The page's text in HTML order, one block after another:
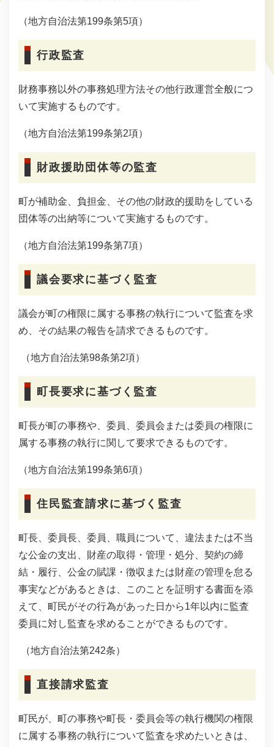
（地方自治法第199条第5項）
行政監査
財務事務以外の事務処理方法その他行政運営全般につ
いて実施するものです。
（地方自治法第199条第2項）
財政援助団体等の監査
町が補助金、負担金、その他の財政的援助をしている
団体等の出納等について実施するものです。
（地方自治法第199条第7項）
議会要求に基づく監査
議会が町の権限に属する事務の執行について監査を求
め、その結果の報告を請求できるものです。
（地方自治法第98条第2項）
町長要求に基づく監査
町長が町の事務や、委員、委員会または委員の権限に
属する事務の執行に関して要求できるものです。
（地方自治法第199条第6項）
住民監査請求に基づく監査
町長、委員長、委員、職員について、違法または不当
な公金の支出、財産の取得・管理・処分、契約の締
結・履行、公金の賦課・徴収または財産の管理を怠る
事実などがあるときは、このことを証明する書面を添
えて、町民がその行為があった日から1年以内に監査
委員に対し監査を求めることができるものです。
（地方自治法第242条）
直接請求監査
町民が、町の事務や町長・委員会等の執行機関の権限
に属する事務の執行について監査を求めたいときは、